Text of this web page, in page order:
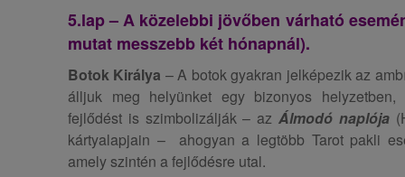
5.lap – A közelebbi jövőben várható
mutat messzebb két hónapnál).
Botok Királya – A botok gyakran jelképezik az
álljuk meg helyünket egy bizonyos
fejlődést is szimbolizálják – az Álmodó naplója
kártyalapjain – ahogyan a legtöbb Tarot pakli
amely szintén a fejlődésre utal.